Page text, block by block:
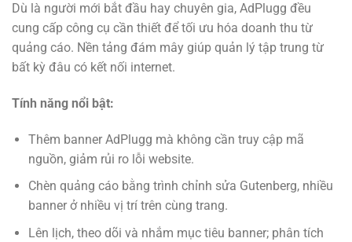
Dù là người mới bắt đầu hay chuyên gia, AdPlugg đều
cung cấp công cụ cần thiết để tối ưu hóa doanh thu từ
quảng cáo. Nền tảng đám mây giúp quản lý tập trung từ
bất kỳ đâu có kết nối internet.
Tính năng nổi bật:
Thêm banner AdPlugg mà không cần truy cập mã
nguồn, giảm rủi ro lỗi website.
Chèn quảng cáo bằng trình chỉnh sửa Gutenberg, nhiều
banner ở nhiều vị trí trên cùng trang.
Lên lịch, theo dõi và nhắm mục tiêu banner; phân tích